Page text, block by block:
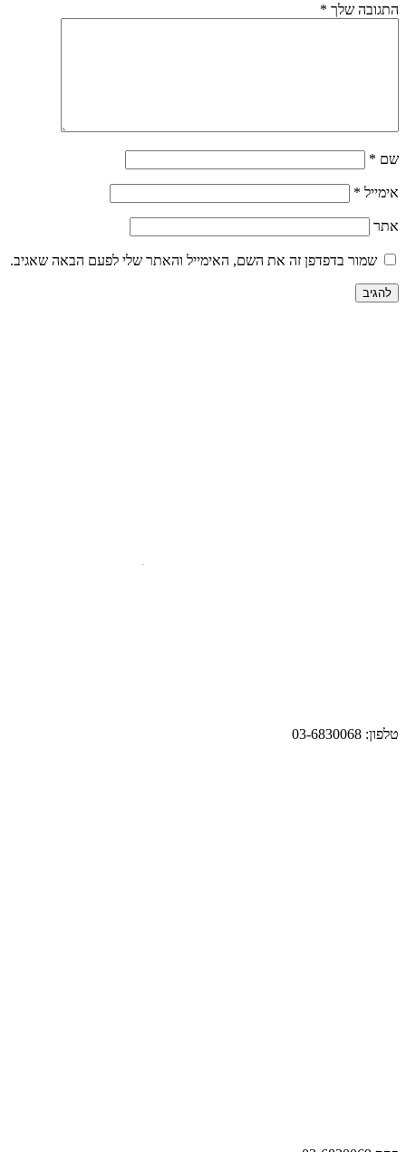
התגובה שלך *
שם *
אימייל *
אתר
שמור בדפדפן זה את השם, האימייל והאתר שלי לפעם הבאה שאגיב.
טלפון: 03-6830068